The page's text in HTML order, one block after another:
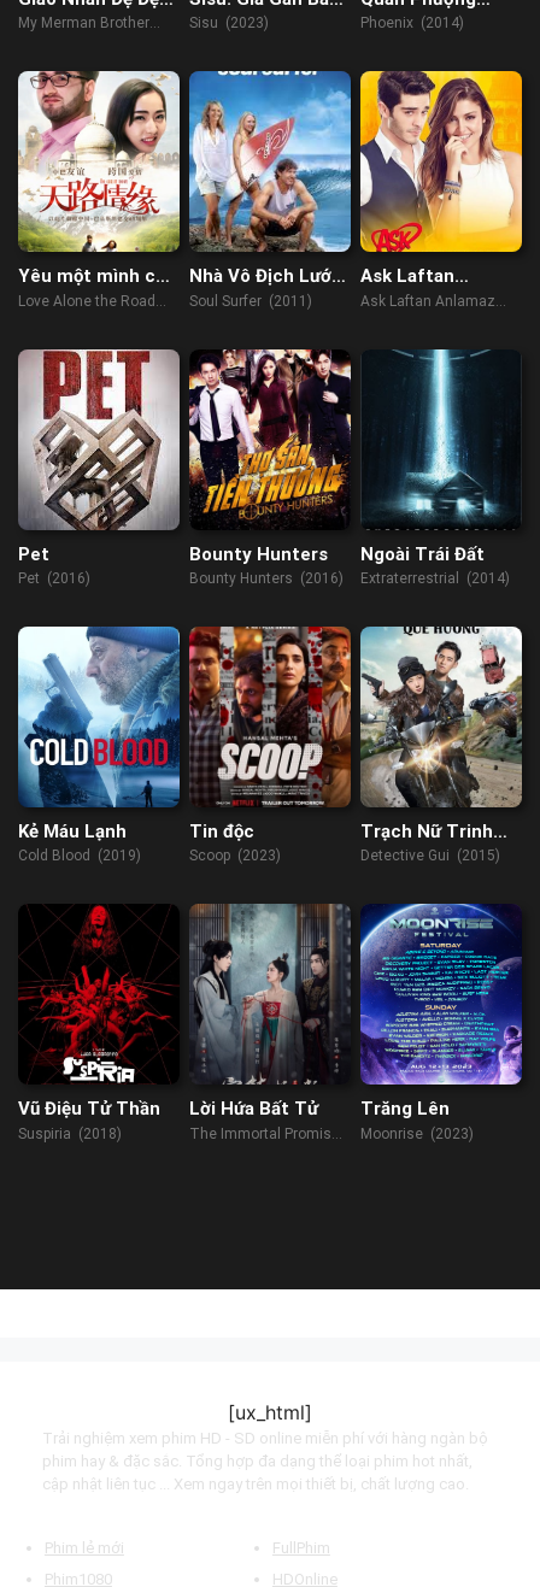
Của Ta
My Merman Brother
Thù
Sisu (2023)
Hoàng
Phoenix (2014)
Yêu một mình con
đường
Love Alone the Road
Nhà Vô Địch Lướt
Ván
Soul Surfer (2011)
Ask Laftan
Anlamaz
Ask Laftan Anlamaz
Pet
Pet (2016)
Bounty Hunters
Bounty Hunters (2016)
Ngoài Trái Đất
Extraterrestrial (2014)
Kẻ Máu Lạnh
Cold Blood (2019)
Tin độc
Scoop (2023)
Trạch Nữ Trinh
Thám Quế Hương
Detective Gui (2015)
Vũ Điệu Tử Thần
Suspiria (2018)
Lời Hứa Bất Tử
The Immortal Promise
Trăng Lên
Moonrise (2023)